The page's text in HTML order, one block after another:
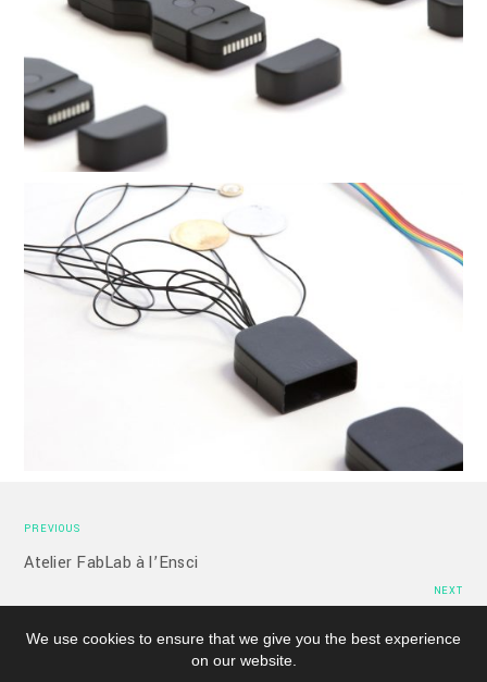
We use cookies to ensure that we give you the best experience
on our website.
PREVIOUS
Atelier FabLab à l’Ensci
NEXT